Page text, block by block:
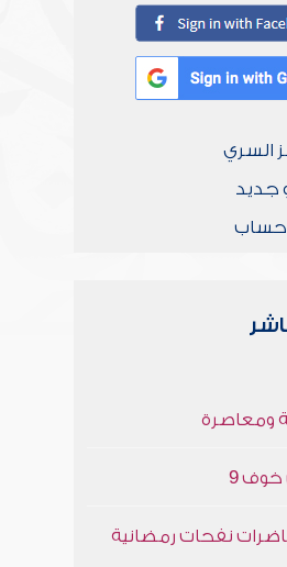
السري
جديد
حساب
ومعاصرة
9
نفحات رمضانية